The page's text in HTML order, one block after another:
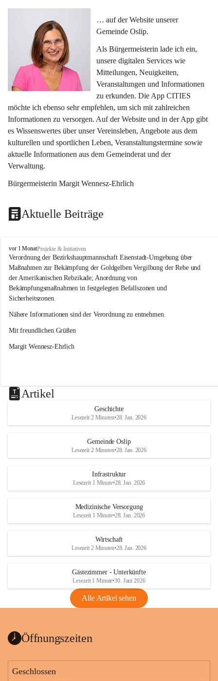
… auf der Website unserer
Gemeinde Oslip.
Als Bürgermeisterin lade ich ein,
unsere digitalen Services wie
Mitteilungen, Neuigkeiten,
Veranstaltungen und Informationen
zu erkunden. Die App CITIES
möchte ich ebenso sehr empfehlen, um sich mit zahlreichen
Informationen zu versorgen. Auf der Website und in der App gibt
es Wissenswertes über unser Vereinsleben, Angebote aus dem
kulturellen und sportlichen Leben, Veranstaltungstermine sowie
aktuelle Informationen aus dem Gemeinderat und der
Verwaltung.
Bürgermeisterin Margit Wennesz-Ehrlich
Aktuelle Beiträge
O
s
l
i
p
vor 1 MonatProjekte & Initiativen
Verordnung der Bezirkshauptmannschaft Eisenstadt-Umgebung über
Maßnahmen zur Bekämpfung der Goldgelben Vergilbung der Rebe und
der Amerikanischen Rebzikade; Anordnung von
Bekämpfungsmaßnahmen in festgelegten Befallszonen und
Sicherheitszonen.
Nähere Informationen sind der Verordnung zu entnehmen.
Mit freundlichen Grüßen
Margit Wennesz-Ehrlich
Artikel
Geschichte
Lesezeit 2 Minuten•28. Jan. 2026
Gemeinde Oslip
Lesezeit 2 Minuten•28. Jan. 2026
Infrastruktur
Lesezeit 1 Minute•28. Jan. 2026
Medizinische Versorgung
Lesezeit 1 Minute•28. Jan. 2026
Wirtschaft
Lesezeit 2 Minuten•28. Jan. 2026
Gästezimmer - Unterkünfte
Lesezeit 1 Minute•30. Juni 2026
Alle Artikel sehen
Öffnungszeiten
Geschlossen